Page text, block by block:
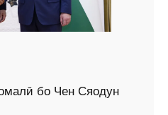
бо Чен Сяодун